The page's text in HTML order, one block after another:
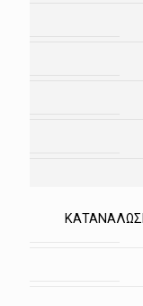
ΚΑΤΑΝΑΛΩΣΗ